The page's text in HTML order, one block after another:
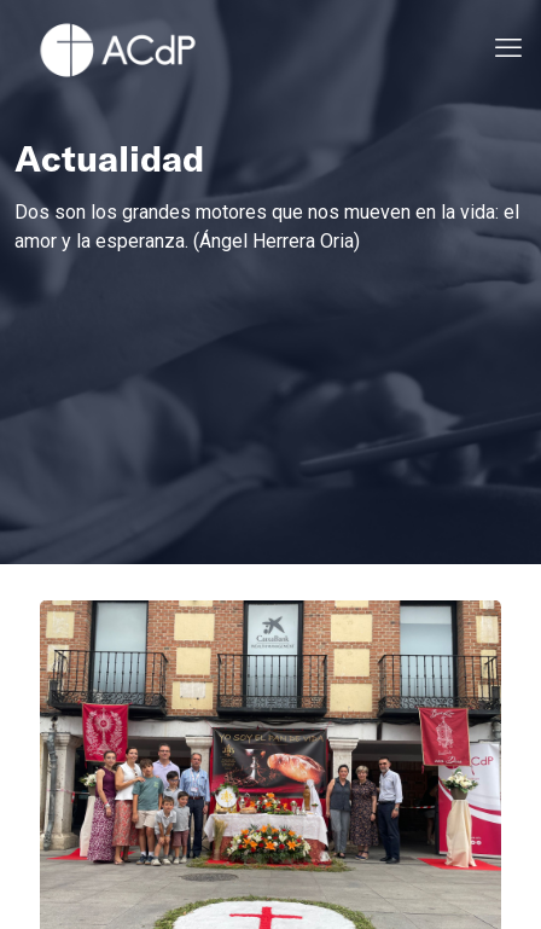
Actualidad
Dos son los grandes motores que nos mueven en la vida: el
amor y la esperanza. (Ángel Herrera Oria)